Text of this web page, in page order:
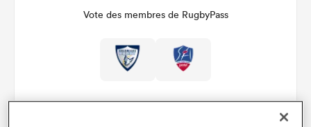
Vote des membres de RugbyPass